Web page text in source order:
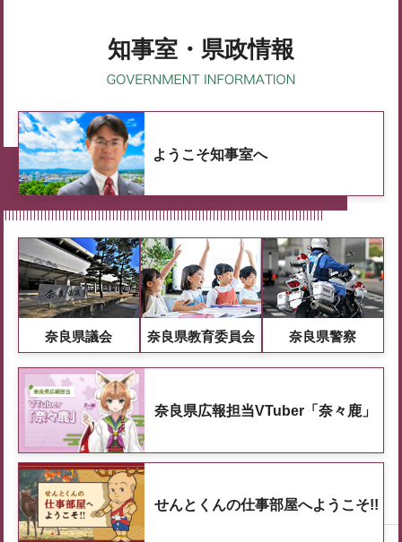
知事室・県政情報
ようこそ知事室へ
奈良県議会 奈良県教育委員会 奈良県警察
奈良県広報担当VTuber「奈々鹿」
せんとくんの仕事部屋へようこそ!!